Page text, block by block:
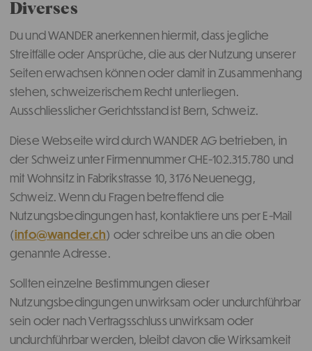
Diverses
Du und WANDER anerkennen hiermit, dass jegliche
Streitfälle oder Ansprüche, die aus der Nutzung unserer
Seiten erwachsen können oder damit in Zusammenhang
stehen, schweizerischem Recht unterliegen.
Ausschliesslicher Gerichtsstand ist Bern, Schweiz.
Diese Webseite wird durch WANDER AG betrieben, in
der Schweiz unter Firmennummer CHE-102.315.780 und
mit Wohnsitz in Fabrikstrasse 10, 3176 Neuenegg,
Schweiz. Wenn du Fragen betreffend die
Nutzungsbedingungen hast, kontaktiere uns per E-Mail
(info@wander.ch) oder schreibe uns an die oben
genannte Adresse.
Sollten einzelne Bestimmungen dieser
Nutzungsbedingungen unwirksam oder undurchführbar
sein oder nach Vertragsschluss unwirksam oder
undurchführbar werden, bleibt davon die Wirksamkeit